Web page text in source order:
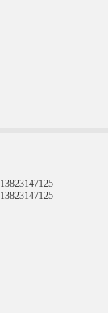
13823147125
13823147125